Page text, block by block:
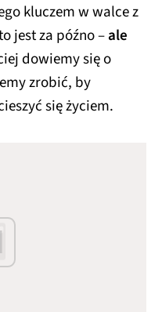
kluczem w walce z
jest za późno –ale
dowiemy się o
zrobić, by
się życiem.